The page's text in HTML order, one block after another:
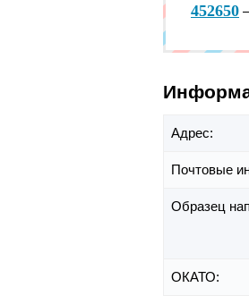
452650
Адрес:
Почтовые
Образец
ОКАТО: